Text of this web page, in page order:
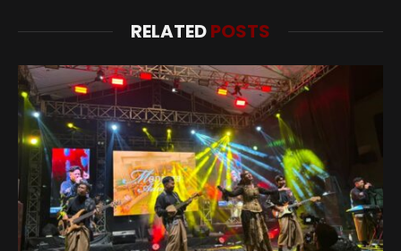
RELATEDPOSTS